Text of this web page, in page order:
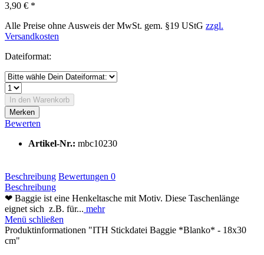
3,90 € *
Alle Preise ohne Ausweis der MwSt. gem. §19 UStG zzgl.
Versandkosten
Dateiformat:
In den Warenkorb
Merken
Bewerten
Artikel-Nr.: mbc10230
Beschreibung Bewertungen 0
Beschreibung
❤ Baggie ist eine Henkeltasche mit Motiv. Diese Taschenlänge
eignet sich z.B. für... mehr
Menü schließen
Produktinformationen "ITH Stickdatei Baggie *Blanko* - 18x30
cm"